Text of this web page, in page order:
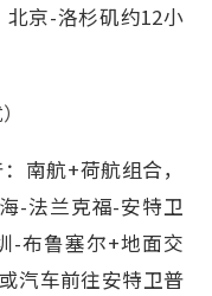
北京-洛杉矶约12小
南航+荷航组合，
-法兰克福-安特卫
-布鲁塞尔+地面交
汽车前往安特卫普